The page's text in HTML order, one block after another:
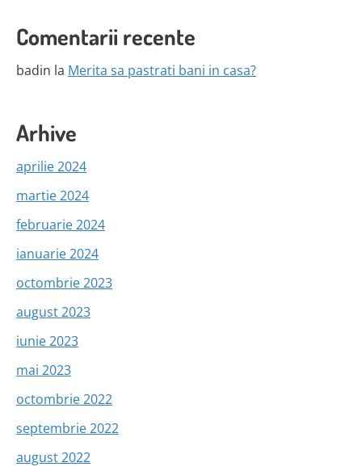
Comentarii recente
badin la Merita sa pastrati bani in casa?
Arhive
aprilie 2024
martie 2024
februarie 2024
ianuarie 2024
octombrie 2023
august 2023
iunie 2023
mai 2023
octombrie 2022
septembrie 2022
august 2022